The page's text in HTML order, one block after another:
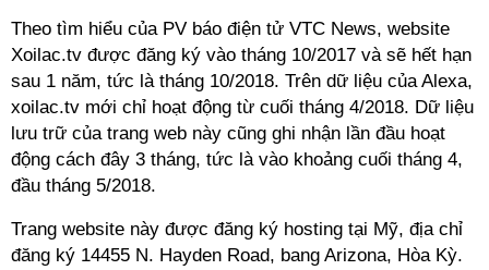
Theo tìm hiểu của PV báo điện tử VTC News, website
Xoilac.tv được đăng ký vào tháng 10/2017 và sẽ hết hạn
sau 1 năm, tức là tháng 10/2018. Trên dữ liệu của Alexa,
xoilac.tv mới chỉ hoạt động từ cuối tháng 4/2018. Dữ liệu
lưu trữ của trang web này cũng ghi nhận lần đầu hoạt
động cách đây 3 tháng, tức là vào khoảng cuối tháng 4,
đầu tháng 5/2018.
Trang website này được đăng ký hosting tại Mỹ, địa chỉ
đăng ký 14455 N. Hayden Road, bang Arizona, Hòa Kỳ.